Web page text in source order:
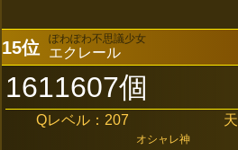
15位 ぽわぽわ不思議少女
エクレール
1611607個
Qレベル：207
オシャレ神